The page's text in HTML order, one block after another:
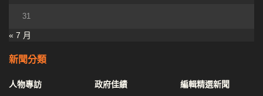
31
« 7 月
新聞分類
人物專訪 政府佳績 編輯精選新聞